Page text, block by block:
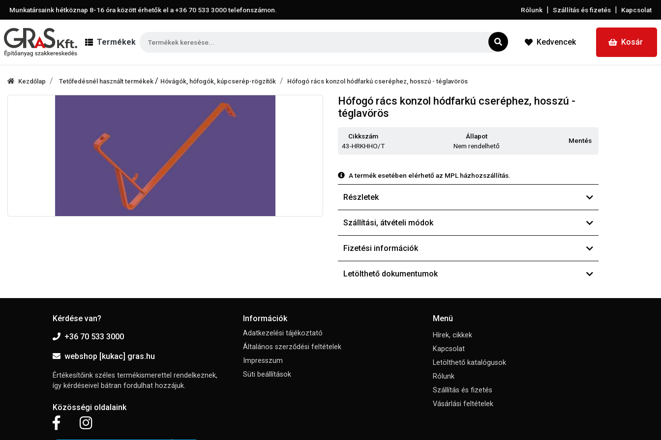
Munkatársaink hétköznap 8-16 óra között érhetők el a+36 70 533 3000telefonszámon. Rólunk | Szállítás és fizetés | Kapcsolat
Termékek Kedvencek Kosár
Kezdőlap Tetőfedésnél használt termékek / Hóvágók, hófogók, kúpcserép-rögzítők Hófogó rács konzol hódfarkú cseréphez, hosszú - téglavörös
Hófogó rács konzol hódfarkú cseréphez, hosszú -
téglavörös
Cikkszám
43-HRKHHO/T
Állapot
Nem rendelhető
Mentés
A termék esetében elérhető az MPL házhozszállítás.
Részletek
Szállítási, átvételi módok
Fizetési információk
Letölthető dokumentumok
Kérdése van?
+36 70 533 3000
webshop [kukac] gras.hu
Értékesítőink széles termékismerettel rendelkeznek,
így kérdéseivel bátran fordulhat hozzájuk.
Közösségi oldalaink
Információk
Adatkezelési tájékoztató
Általános szerződési feltételek
Impresszum
Süti beállítások
Menü
Hírek, cikkek
Kapcsolat
Letölthető katalógusok
Rólunk
Szállítás és fizetés
Vásárlási feltételek